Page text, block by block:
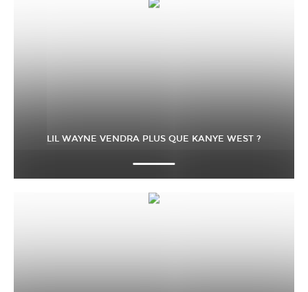
LIL WAYNE VENDRA PLUS QUE KANYE WEST ?